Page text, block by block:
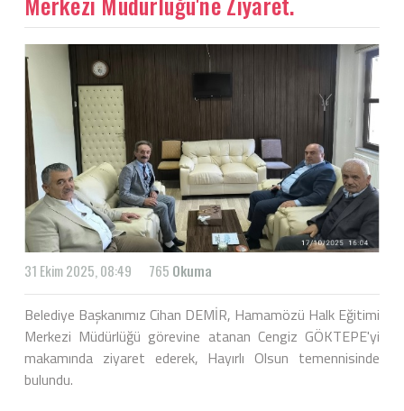
31 Ekim 2025, 08:49 765 Okuma
Belediye Başkanımız Cihan DEMİR, Hamamözü Halk Eğitimi
Merkezi Müdürlüğü görevine atanan Cengiz GÖKTEPE'yi
makamında ziyaret ederek, Hayırlı Olsun temennisinde
bulundu.